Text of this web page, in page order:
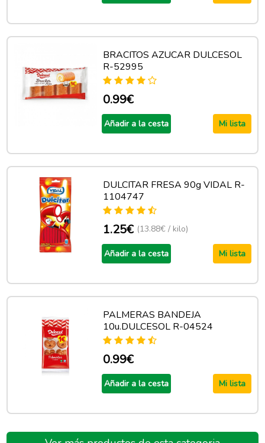
BRACITOS AZUCAR DULCESOL
R-52995
0.99€
Añadir a la cesta Mi lista
DULCITAR FRESA 90g VIDAL R-
1104747
1.25€ (13.88€ / kilo)
Añadir a la cesta Mi lista
PALMERAS BANDEJA
10u.DULCESOL R-04524
0.99€
Añadir a la cesta Mi lista